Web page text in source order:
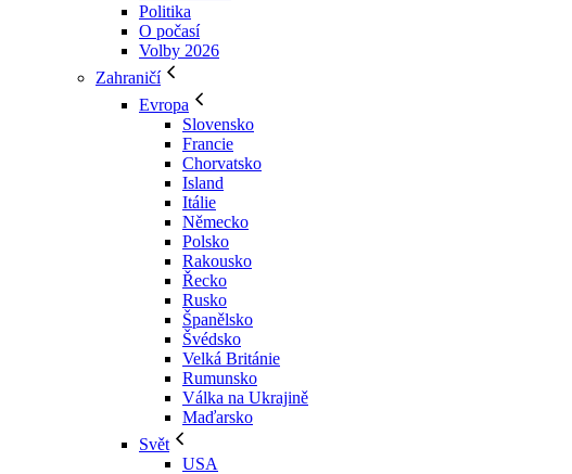
Politika
O počasí
Volby 2026
Zahraničí
Evropa
Slovensko
Francie
Chorvatsko
Island
Itálie
Německo
Polsko
Rakousko
Řecko
Rusko
Španělsko
Švédsko
Velká Británie
Rumunsko
Válka na Ukrajině
Maďarsko
Svět
USA